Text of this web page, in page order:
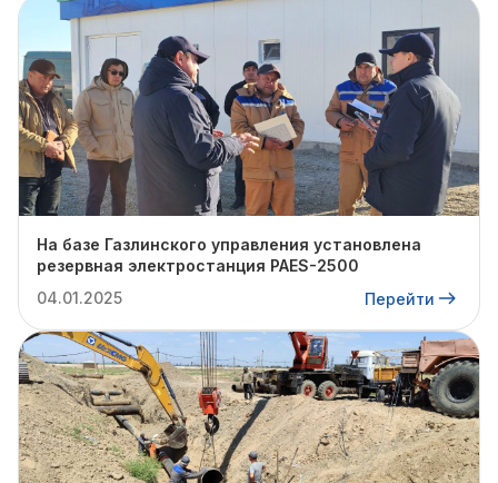
На базе Газлинского управления установлена
резервная электростанция PAES-2500
04.01.2025
Перейти